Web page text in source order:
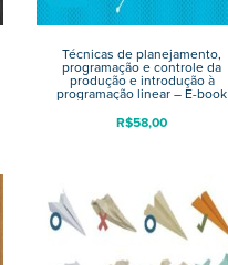
Técnicas de planejamento,
programação e controle da
produção e introdução à
programação linear – E-book
R$58,00